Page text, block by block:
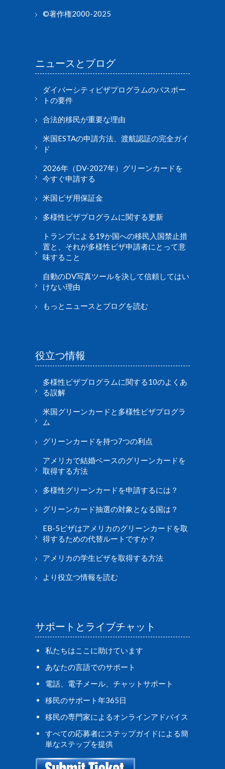
©著作権2000-2025
ニュースとブログ
ダイバーシティビザプログラムのパスポー
トの要件
合法的移民が重要な理由
米国ESTAの申請方法、渡航認証の完全ガイ
ド
2026年（DV-2027年）グリーンカードを
今すぐ申請する
米国ビザ用保証金
多様性ビザプログラムに関する更新
トランプによる19か国への移民入国禁止措
置と、それが多様性ビザ申請者にとって意
味すること
自動のDV写真ツールを決して信頼してはい
けない理由
もっとニュースとブログを読む
役立つ情報
多様性ビザプログラムに関する10のよくあ
る誤解
米国グリーンカードと多様性ビザプログラ
ム
グリーンカードを持つ7つの利点
アメリカで結婚ベースのグリーンカードを
取得する方法
多様性グリーンカードを申請するには？
グリーンカード抽選の対象となる国は？
EB-5ビザはアメリカのグリーンカードを取
得するための代替ルートですか？
アメリカの学生ビザを取得する方法
より役立つ情報を読む
サポートとライブチャット
私たちはここに助けています
あなたの言語でのサポート
電話、電子メール、チャットサポート
移民のサポート年365日
移民の専門家によるオンラインアドバイス
すべての応募者にステップガイドによる簡
単なステップを提供